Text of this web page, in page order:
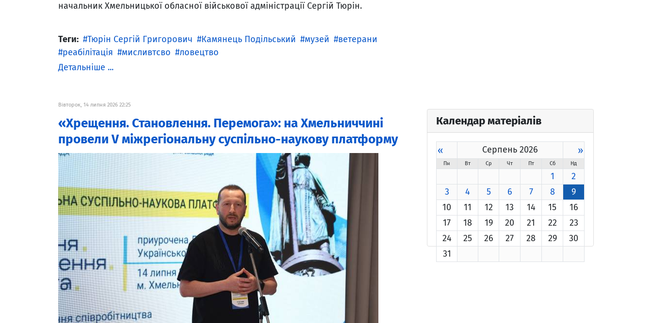
начальник Хмельницької обласної військової адміністрації Сергій Тюрін.
Теги: Тюрін Сергій Григорович Камянець Подільський музей
ветерани
реабілітація
мисливтсво
ловецтво
Детальніше ...
Вівторок, 14 липня 2026 22:25
«Хрещення. Становлення. Перемога»: на Хмельниччині
провели V міжрегіональну суспільно-наукову платформу
Календар матеріалів
« Серпень 2026 »
Пн Вт Ср Чт Пт Сб Нд
1
2
3
4 5 6 7 8
9
10
11 12 13 14 15
16
17
18 19 20 21 22
23
24
25 26 27 28 29
30
31